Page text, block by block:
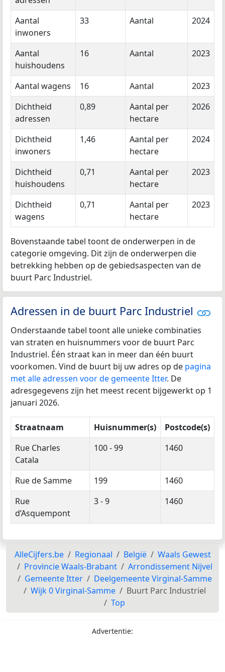
Aantal
inwoners
33 Aantal 2024
Aantal
huishoudens
16 Aantal 2023
Aantal wagens 16 Aantal
2023
Dichtheid
adressen
0,89
Aantal per
hectare
2026
Dichtheid
inwoners
1,46
Aantal per
hectare
2024
Dichtheid
huishoudens
0,71
Aantal per
hectare
2023
Dichtheid
wagens
0,71
Aantal per
hectare
2023
Bovenstaande tabel toont de onderwerpen in de
categorie omgeving. Dit zijn de onderwerpen die
betrekking hebben op de gebiedsaspecten van de
buurt Parc Industriel.
Adressen in de buurt Parc Industriel
Onderstaande tabel toont alle unieke combinaties
van straten en huisnummers voor de buurt Parc
Industriel. Één straat kan in meer dan één buurt
voorkomen. Vind de buurt bij uw adres op de pagina
met alle adressen voor de gemeente Itter. De
adresgegevens zijn het meest recent bijgewerkt op 1
januari 2026.
Straatnaam Huisnummer(s)
Postcode(s)
Rue Charles
Catala
100 - 99 1460
Rue de Samme 199
1460
Rue
d’Asquempont
3 - 9 1460
AlleCijfers.be Regionaal België
Waals Gewest
Provincie Waals-Brabant
Arrondissement Nijvel
Gemeente Itter
Deelgemeente Virginal-Samme
Wijk 0 Virginal-Samme
Buurt Parc Industriel
Top
Advertentie: